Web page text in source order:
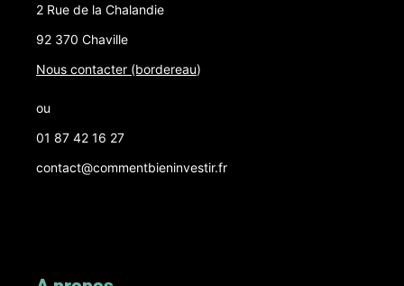
2 Rue de la Chalandie
92 370 Chaville
Nous contacter (bordereau)
ou
01 87 42 16 27
contact@commentbieninvestir.fr